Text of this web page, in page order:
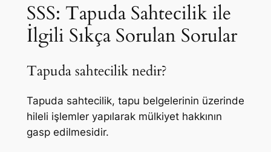
SSS: Tapuda Sahtecilik ile
İlgili Sıkça Sorulan Sorular
Tapuda sahtecilik nedir?
Tapuda sahtecilik, tapu belgelerinin üzerinde
hileli işlemler yapılarak mülkiyet hakkının
gasp edilmesidir.